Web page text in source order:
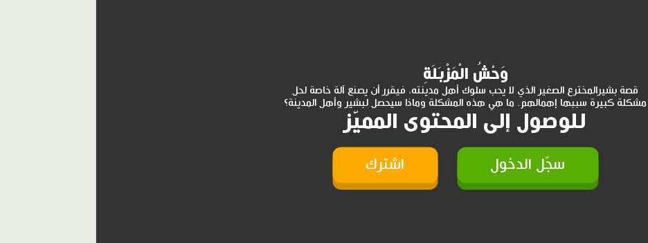
وَحْشُ الْمَزْبَلَةِ
قصة بشيرالمخترع الصغير الذي لا يحب سلوك أهل مدينته، فيقرر أن يصنع آلة خاصة لحل
مشكلة كبيرة سببها إهمالهم. ما هي هذه المشكلة وماذا سيحصل لبشير وأهل المدينة؟
للوصول إلى المحتوى المميّز
سجّل الدخول اشترك